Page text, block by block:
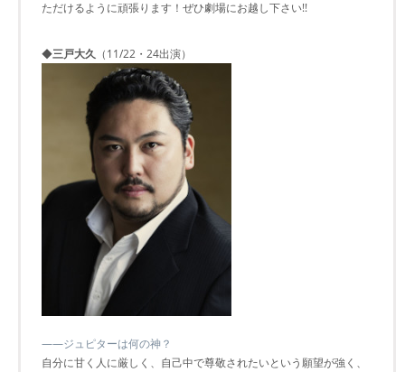
ただけるように頑張ります！ぜひ劇場にお越し下さい!!
◆三戸大久 （11/22・24出演）
――ジュピターは何の神？
自分に甘く人に厳しく、自己中で尊敬されたいという願望が強く、